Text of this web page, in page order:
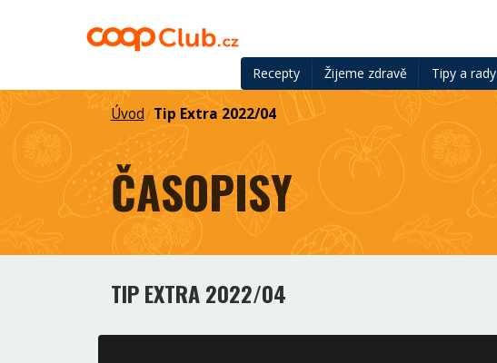
Recepty Žijeme zdravě Tipy a rady
Úvod/ Tip Extra 2022/04
ČASOPISY
TIP EXTRA 2022/04